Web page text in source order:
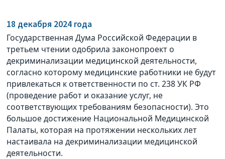
18 декабря 2024 года
Государственная Дума Российской Федерации в
третьем чтении одобрила законопроект о
декриминализации медицинской деятельности,
согласно которому медицинские работники не будут
привлекаться к ответственности по ст. 238 УК РФ
(проведение работ и оказание услуг, не
соответствующих требованиям безопасности). Это
большое достижение Национальной Медицинской
Палаты, которая на протяжении нескольких лет
настаивала на декриминализации медицинской
деятельности.